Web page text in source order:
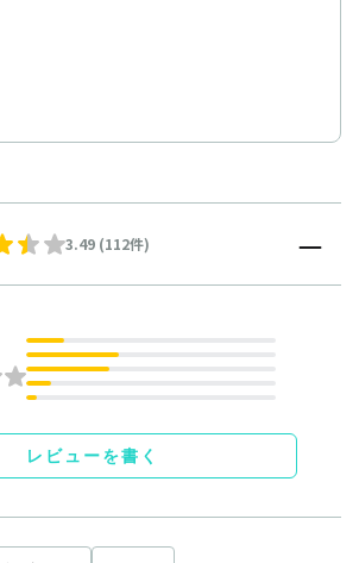
3.49 (112件)
レビューを書く